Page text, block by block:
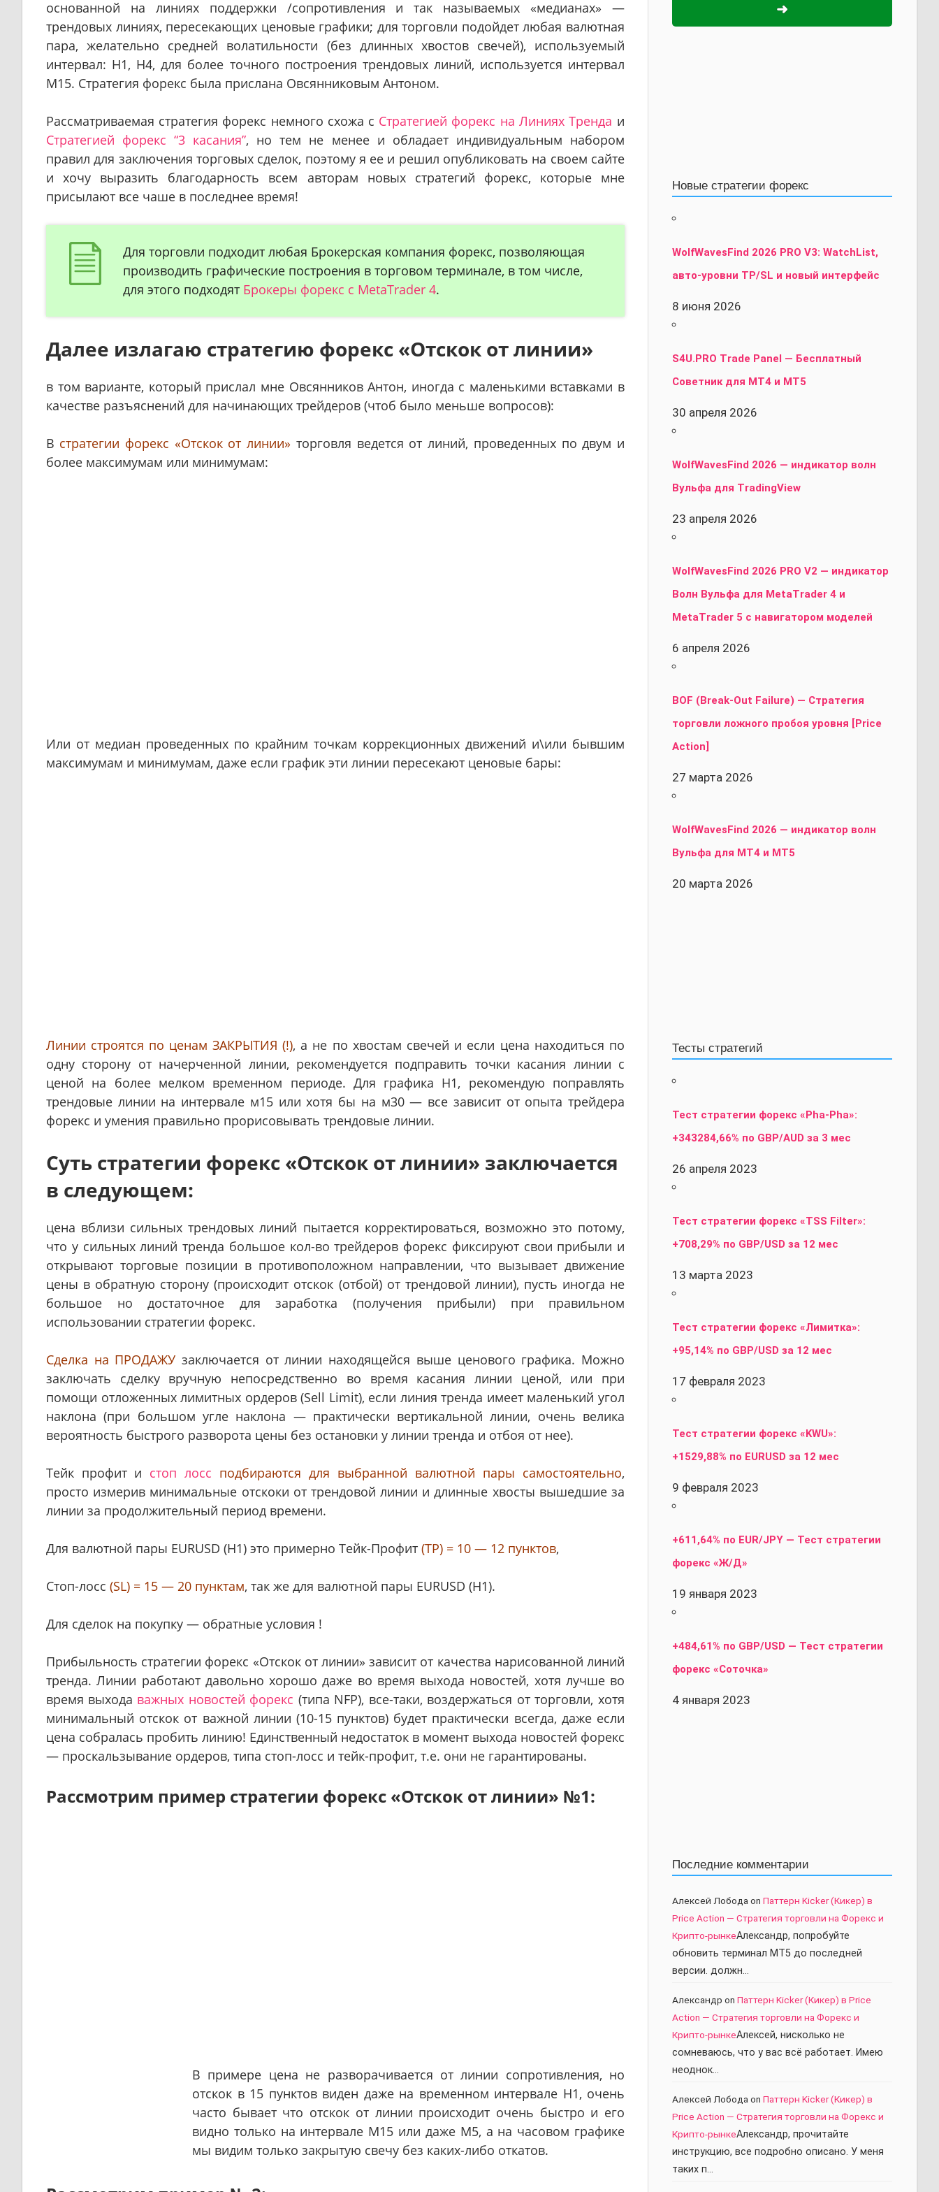
основанной на линиях поддержки /сопротивления и так называемых «медианах» —
трендовых линиях, пересекающих ценовые графики; для торговли подойдет любая валютная
пара, желательно средней волатильности (без длинных хвостов свечей), используемый
интервал: H1, H4, для более точного построения трендовых линий, используется интервал
M15. Стратегия форекс была прислана Овсянниковым Антоном.
Рассматриваемая стратегия форекс немного схожа с Стратегией форекс на Линиях Тренда и
Стратегией форекс “3 касания”, но тем не менее и обладает индивидуальным набором
правил для заключения торговых сделок, поэтому я ее и решил опубликовать на своем сайте
и хочу выразить благодарность всем авторам новых стратегий форекс, которые мне
присылают все чаше в последнее время!
Для торговли подходит любая Брокерская компания форекс, позволяющая
производить графические построения в торговом терминале, в том числе,
для этого подходят Брокеры форекс с MetaTrader 4.
Далее излагаю стратегию форекс «Отскок от линии»
в том варианте, который прислал мне Овсянников Антон, иногда с маленькими вставками в
качестве разъяснений для начинающих трейдеров (чтоб было меньше вопросов):
В стратегии форекс «Отскок от линии» торговля ведется от линий, проведенных по двум и
более максимумам или минимумам:
Или от медиан проведенных по крайним точкам коррекционных движений и\или бывшим
максимумам и минимумам, даже если график эти линии пересекают ценовые бары:
Линии строятся по ценам ЗАКРЫТИЯ (!), а не по хвостам свечей и если цена находиться по
одну сторону от начерченной линии, рекомендуется подправить точки касания линии с
ценой на более мелком временном периоде. Для графика H1, рекомендую поправлять
трендовые линии на интервале м15 или хотя бы на м30 — все зависит от опыта трейдера
форекс и умения правильно прорисовывать трендовые линии.
Суть стратегии форекс «Отскок от линии» заключается
в следующем:
цена вблизи сильных трендовых линий пытается корректироваться, возможно это потому,
что у сильных линий тренда большое кол-во трейдеров форекс фиксируют свои прибыли и
открывают торговые позиции в противоположном направлении, что вызывает движение
цены в обратную сторону (происходит отскок (отбой) от трендовой линии), пусть иногда не
большое но достаточное для заработка (получения прибыли) при правильном
использовании стратегии форекс.
Сделка на ПРОДАЖУ заключается от линии находящейся выше ценового графика. Можно
заключать сделку вручную непосредственно во время касания линии ценой, или при
помощи отложенных лимитных ордеров (Sell Limit), если линия тренда имеет маленький угол
наклона (при большом угле наклона — практически вертикальной линии, очень велика
вероятность быстрого разворота цены без остановки у линии тренда и отбоя от нее).
Тейк профит и стоп лосс подбираются для выбранной валютной пары самостоятельно,
просто измерив минимальные отскоки от трендовой линии и длинные хвосты вышедшие за
линии за продолжительный период времени.
Для валютной пары EURUSD (H1) это примерно Тейк-Профит (ТР) = 10 — 12 пунктов,
Стоп-лосс (SL) = 15 — 20 пунктам, так же для валютной пары EURUSD (H1).
Для сделок на покупку — обратные условия !
Прибыльность стратегии форекс «Отскок от линии» зависит от качества нарисованной линий
тренда. Линии работают давольно хорошо даже во время выхода новостей, хотя лучше во
время выхода важных новостей форекс (типа NFP), все-таки, воздержаться от торговли, хотя
минимальный отскок от важной линии (10-15 пунктов) будет практически всегда, даже если
цена собралась пробить линию! Единственный недостаток в момент выхода новостей форекс
— проскальзывание ордеров, типа стоп-лосс и тейк-профит, т.е. они не гарантированы.
Рассмотрим пример стратегии форекс «Отскок от линии» №1:
В примере цена не разворачивается от линии сопротивления, но
отскок в 15 пунктов виден даже на временном интервале H1, очень
часто бывает что отскок от линии происходит очень быстро и его
видно только на интервале М15 или даже М5, а на часовом графике
мы видим только закрытую свечу без каких-либо откатов.
➜
Новые стратегии форекс
WolfWavesFind 2026 PRO V3: WatchList,
авто-уровни TP/SL и новый интерфейс
8 июня 2026
S4U.PRO Trade Panel — Бесплатный
Советник для MT4 и MT5
30 апреля 2026
WolfWavesFind 2026 — индикатор волн
Вульфа для TradingView
23 апреля 2026
WolfWavesFind 2026 PRO V2 — индикатор
Волн Вульфа для MetaTrader 4 и
MetaTrader 5 с навигатором моделей
6 апреля 2026
BOF (Break-Out Failure) — Стратегия
торговли ложного пробоя уровня [Price
Action]
27 марта 2026
WolfWavesFind 2026 — индикатор волн
Вульфа для MT4 и MT5
20 марта 2026
Тесты стратегий
Тест стратегии форекс «Pha-Pha»:
+343284,66% по GBP/AUD за 3 мес
26 апреля 2023
Тест стратегии форекс «TSS Filter»:
+708,29% по GBP/USD за 12 мес
13 марта 2023
Тест стратегии форекс «Лимитка»:
+95,14% по GBP/USD за 12 мес
17 февраля 2023
Тест стратегии форекс «KWU»:
+1529,88% по EURUSD за 12 мес
9 февраля 2023
+611,64% по EUR/JPY — Тест стратегии
форекс «Ж/Д»
19 января 2023
+484,61% по GBP/USD — Тест стратегии
форекс «Соточка»
4 января 2023
Последние комментарии
Алексей Лободаon Паттерн Kicker (Кикер) в
Price Action — Стратегия торговли на Форекс и
Крипто-рынкеАлександр, попробуйте
обновить терминал МТ5 до последней
версии. должн…
Александр on Паттерн Kicker (Кикер) в Price
Action — Стратегия торговли на Форекс и
Крипто-рынкеАлексей, нисколько не
сомневаюсь, что у вас всё работает. Имею
неоднок…
Алексей Лободаon Паттерн Kicker (Кикер) в
Price Action — Стратегия торговли на Форекс и
Крипто-рынкеАлександр, прочитайте
инструкцию, все подробно описано. У меня
таких п…